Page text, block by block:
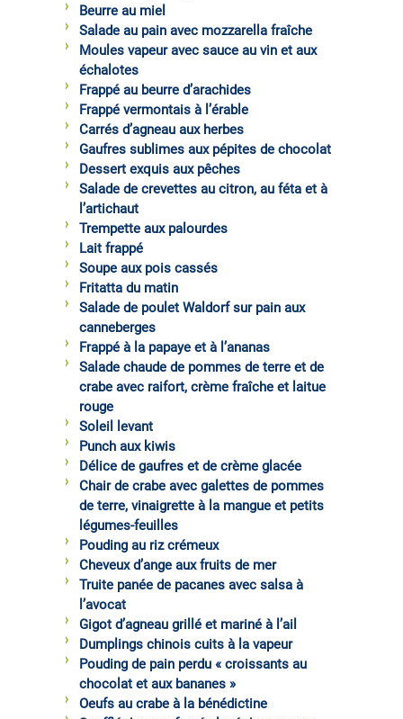
Beurre au miel
Salade au pain avec mozzarella fraîche
Moules vapeur avec sauce au vin et aux
échalotes
Frappé au beurre d’arachides
Frappé vermontais à l’érable
Carrés d’agneau aux herbes
Gaufres sublimes aux pépites de chocolat
Dessert exquis aux pêches
Salade de crevettes au citron, au féta et à
l’artichaut
Trempette aux palourdes
Lait frappé
Soupe aux pois cassés
Fritatta du matin
Salade de poulet Waldorf sur pain aux
canneberges
Frappé à la papaye et à l’ananas
Salade chaude de pommes de terre et de
crabe avec raifort, crème fraîche et laitue
rouge
Soleil levant
Punch aux kiwis
Délice de gaufres et de crème glacée
Chair de crabe avec galettes de pommes
de terre, vinaigrette à la mangue et petits
légumes-feuilles
Pouding au riz crémeux
Cheveux d’ange aux fruits de mer
Truite panée de pacanes avec salsa à
l’avocat
Gigot d’agneau grillé et mariné à l’ail
Dumplings chinois cuits à la vapeur
Pouding de pain perdu « croissants au
chocolat et aux bananes »
Oeufs au crabe à la bénédictine